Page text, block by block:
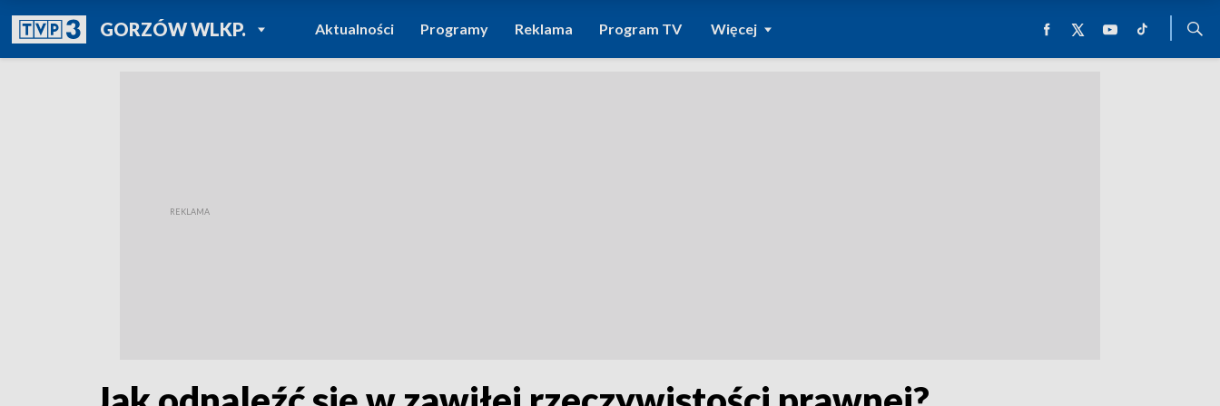
GORZÓW WLKP.POWRÓT DO
TVP REGIONY
Aktualności Programy Reklama Program TV Więcej